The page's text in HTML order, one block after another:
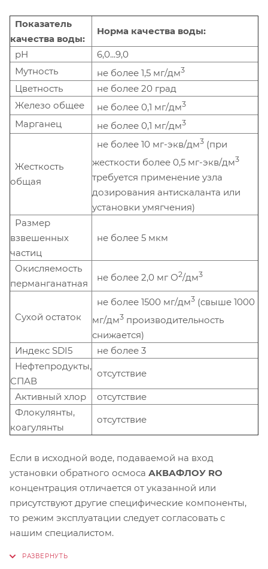
Показатель
качества воды:
Норма качества воды:
рН
6,0...9,0
Мутность
не более 1,5 мг/дм3
Цветность
не более 20 град
Железо общее
не более 0,1 мг/дм3
Марганец не более 0,1 мг/дм3
Жесткость
общая
не более 10 мг-экв/дм3 (при
жесткости более 0,5 мг-экв/дм3
требуется применение узла
дозирования антискаланта или
установки умягчения)
Размер
взвешенных
частиц
не более 5 мкм
Окисляемость
перманганатная
не более 2,0 мг О2/дм3
Сухой остаток
не более 1500 мг/дм3 (свыше 1000
мг/дм3 производительность
снижается)
Индекс SDI5
не более 3
Нефтепродукты,
СПАВ
отсутствие
Активный хлор
отсутствие
Флокулянты,
коагулянты
отсутствие
Если в исходной воде, подаваемой на вход
установки обратного осмоса АКВАФЛОУ RO
концентрация отличается от указанной или
присутствуют другие специфические компоненты,
то режим эксплуатации следует согласовать с
нашим специалистом.